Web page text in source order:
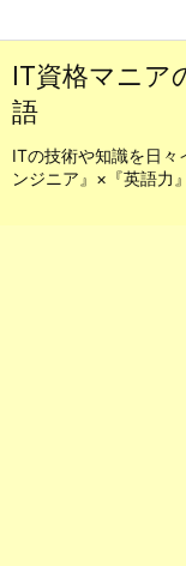
IT資格マニア
語
ITの技術や知識を日々
ンジニア』×『英語力』